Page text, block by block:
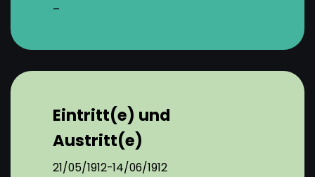
–
Eintritt(e) und
Austritt(e)
21/05/1912-14/06/1912